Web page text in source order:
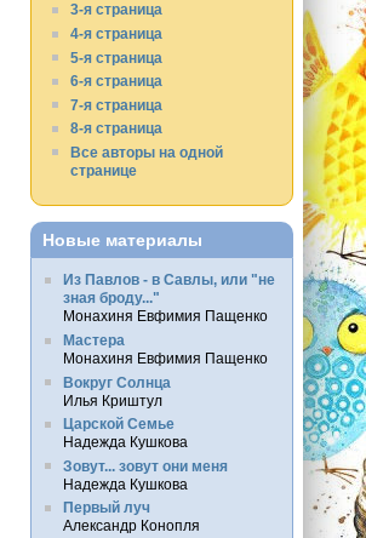
3-я страница
4-я страница
5-я страница
6-я страница
7-я страница
8-я страница
Все авторы на одной
странице
Новые материалы
Из Павлов - в Савлы, или "не
зная броду..."
Монахиня Евфимия Пащенко
Мастера
Монахиня Евфимия Пащенко
Вокруг Солнца
Илья Криштул
Царской Семье
Надежда Кушкова
Зовут... зовут они меня
Надежда Кушкова
Первый луч
Александр Конопля